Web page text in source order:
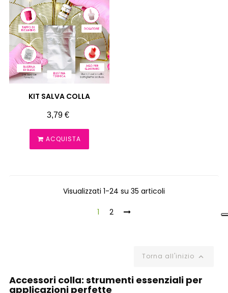
KIT SALVA COLLA
Prezzo
3,79 €
ACQUISTA
Visualizzati 1-24 su 35 articoli
1 2
Torna all'inizio 
Accessori colla: strumenti essenziali per
applicazioni perfette